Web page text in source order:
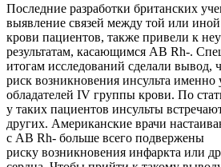
Последние разработки британских
выявление связей между той или
крови пациентов, также привели к
результатам, касающимся AB Rh-.
итогам исследований сделали вывод,
риск возникновения инсульта именно
обладателей IV группы крови. По
у таких пациентов инсульты
других. Американские врачи
с AB Rh- больше всего подвержены
риску возникновения инфаркта или